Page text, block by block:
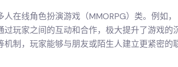
在线角色扮演游戏（MMORPG）类。例如，
过玩家之间的互动和合作，极大提升了游戏的
制，玩家能够与朋友或陌生人建立更紧密的